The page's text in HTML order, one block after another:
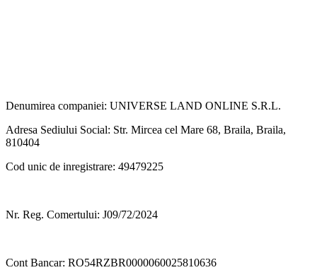
Denumirea companiei: UNIVERSE LAND ONLINE S.R.L.
Adresa Sediului Social: Str. Mircea cel Mare 68, Braila, Braila,
810404
Cod unic de inregistrare: 49479225
Nr. Reg. Comertului: J09/72/2024
Cont Bancar: RO54RZBR0000060025810636